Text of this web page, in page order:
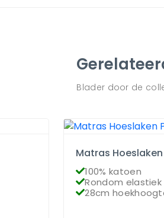
Blader door de
Matras
100% katoen
Rondom elastiek
28cm